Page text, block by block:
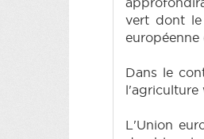
vert dont le
Dans le
l'agriculture
L'Union